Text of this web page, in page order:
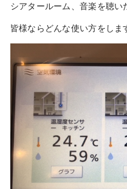
シアタールーム、音楽を聴い
皆様ならどんな使い方をしま